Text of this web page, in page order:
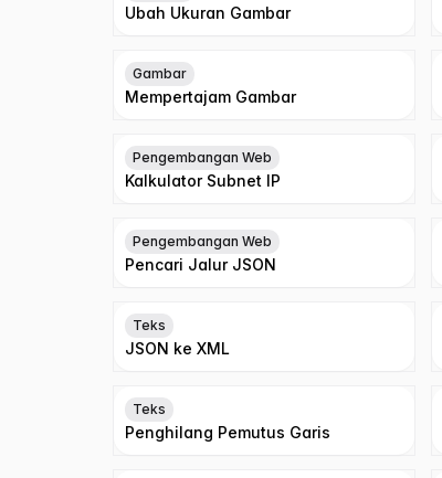
Ubah Ukuran Gambar
Gambar
Mempertajam Gambar
Pengembangan Web
Kalkulator Subnet IP
Pengembangan Web
Pencari Jalur JSON
Teks
JSON ke XML
Teks
Penghilang Pemutus Garis